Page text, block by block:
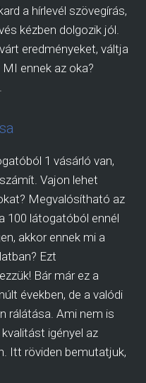
a hírlevél szövegírás,
kézben dolgozik jól.
eredményeket, váltja
ennek az oka?
1 vásárló van,
Vajon lehet
Megvalósítható az
100 látogatóból ennél
akkor ennek mi a
Ezt
Bár már ez a
években, de a valódi
rálátása. Ami nem is
igényel az
Itt röviden bemutatjuk,